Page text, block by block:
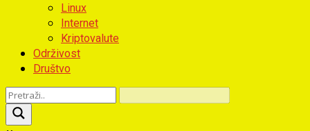
Linux
Internet
Kriptovalute
Održivost
Društvo